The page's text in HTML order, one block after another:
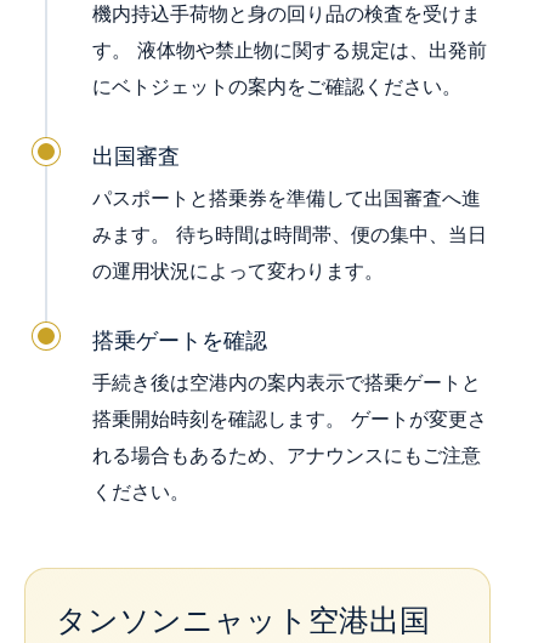
機内持込手荷物と身の回り品の検査を受けま
す。 液体物や禁止物に関する規定は、出発前
にベトジェットの案内をご確認ください。
出国審査
パスポートと搭乗券を準備して出国審査へ進
みます。 待ち時間は時間帯、便の集中、当日
の運用状況によって変わります。
搭乗ゲートを確認
手続き後は空港内の案内表示で搭乗ゲートと
搭乗開始時刻を確認します。 ゲートが変更さ
れる場合もあるため、アナウンスにもご注意
ください。
タンソンニャット空港出国